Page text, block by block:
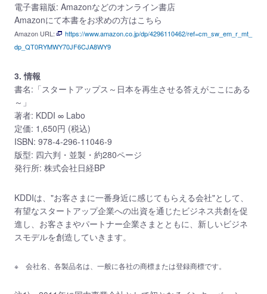
電子書籍版: Amazonなどのオンライン書店
Amazonにて本書をお求めの方はこちら
Amazon URL:
https://www.amazon.co.jp/dp/4296110462/ref=cm_sw_em_r_mt_
dp_QT0RYMWY70JF6CJA8WY9
3. 情報
書名:「スタートアップス～日本を再生させる答えがここにある
～」
著者: KDDI ∞ Labo
定価: 1,650円 (税込)
ISBN: 978-4-296-11046-9
版型: 四六判・並製・約280ページ
発行所: 株式会社日経BP
KDDIは、"お客さまに一番身近に感じてもらえる会社"として、
有望なスタートアップ企業への出資を通じたビジネス共創を促
進し、お客さまやパートナー企業さまとともに、新しいビジネ
スモデルを創造していきます。
会社名、各製品名は、一般に各社の商標または登録商標です。